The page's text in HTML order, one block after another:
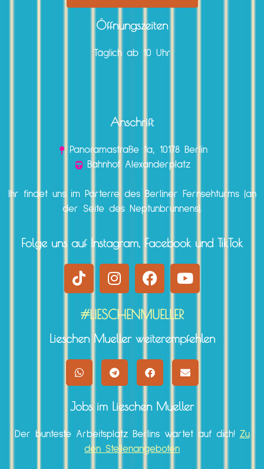
Öffnungszeiten
Täglich ab 10 Uhr
Anschrift
Panoramastraße 1a, 10178 Berlin
Bahnhof Alexanderplatz
Ihr findet uns im Parterre des Berliner Fernsehturms (an
der Seite des Neptunbrunnens).
Folge uns auf Instagram, Facebook und TikTok
#LIESCHENMUELLER
Lieschen Mueller weiterempfehlen
Jobs im Lieschen Mueller
Der bunteste Arbeitsplatz Berlins wartet auf dich! Zu
den Stellenangeboten